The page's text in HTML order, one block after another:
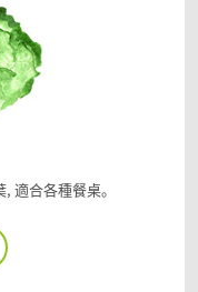
適合各種餐桌。